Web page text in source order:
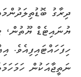
ދިރާގު
ޔުނައިޓެޑް ޔޫތުން،
ނަތީޖާއަކުން